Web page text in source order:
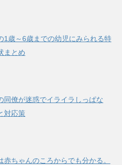
1歳～6歳までの幼児にみられる特
まとめ
同僚が迷惑でイライラしっぱな
対応策
赤ちゃんのころからでも分かる。